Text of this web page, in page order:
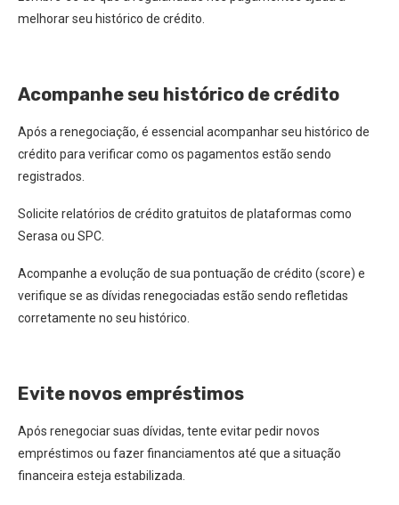
melhorar seu histórico de crédito.
Acompanhe seu histórico de crédito
Após a renegociação, é essencial acompanhar seu histórico de
crédito para verificar como os pagamentos estão sendo
registrados.
Solicite relatórios de crédito gratuitos de plataformas como
Serasa ou SPC.
Acompanhe a evolução de sua pontuação de crédito (score) e
verifique se as dívidas renegociadas estão sendo refletidas
corretamente no seu histórico.
Evite novos empréstimos
Após renegociar suas dívidas, tente evitar pedir novos
empréstimos ou fazer financiamentos até que a situação
financeira esteja estabilizada.